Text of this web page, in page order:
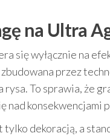
na Ultra
się wyłącznie na
przez
To sprawia, że
nad konsekwencjami
tylko dekoracją, a